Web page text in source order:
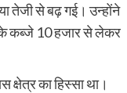
तेजी से बढ़ गई। उन्होंने
के कब्जे 10 हजार से लेकर
क्षेत्र का हिस्सा था।